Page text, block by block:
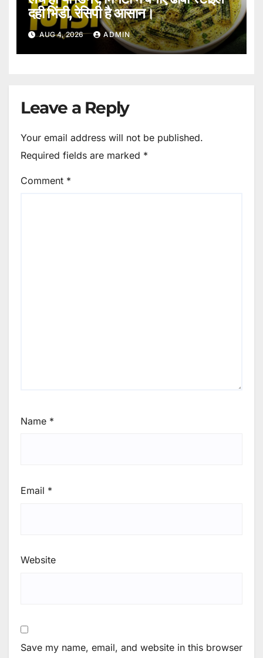
दही भिंडी, रेसिपी है आसान।
AUG 4, 2026 ADMIN
Leave a Reply
Your email address will not be published.
Required fields are marked *
Comment *
Name *
Email *
Website
Save my name, email, and website in this browser